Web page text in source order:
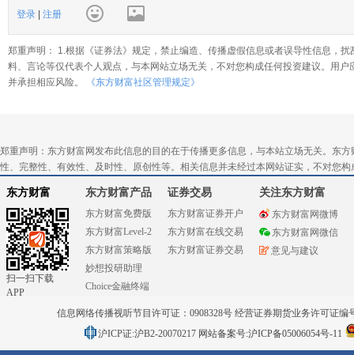
登录 | 注册
郑重声明： 1.根据《证券法》规定，禁止编造、传播虚假信息或者误导性信息，
料、言论等仅代表个人观点，与本网站立场无关，不对您构成任何投资建议。用
并承担相应风险。
《东方财富社区管理规定》
郑重声明：东方财富网发布此信息的目的在于传播更多信息，与本站立场无关。东
性、完整性、有效性、及时性、原创性等。相关信息并未经过本网站证实，不对您
东方财富
扫一扫下载
APP
东方财富产品
东方财富免费版
东方财富Level-2
东方财富策略版
妙想投研助理
Choice金融终端
证券交易
东方财富证券开户
东方财富在线交易
东方财富证券交易
关注东方财富
东方财富网微博
东方财富网微信
意见与建议
信息网络传播视听节目许可证：0908328号 经营证券期货业务许可证编
沪ICP证:沪B2-20070217 网站备案号:沪ICP备05006054号-11